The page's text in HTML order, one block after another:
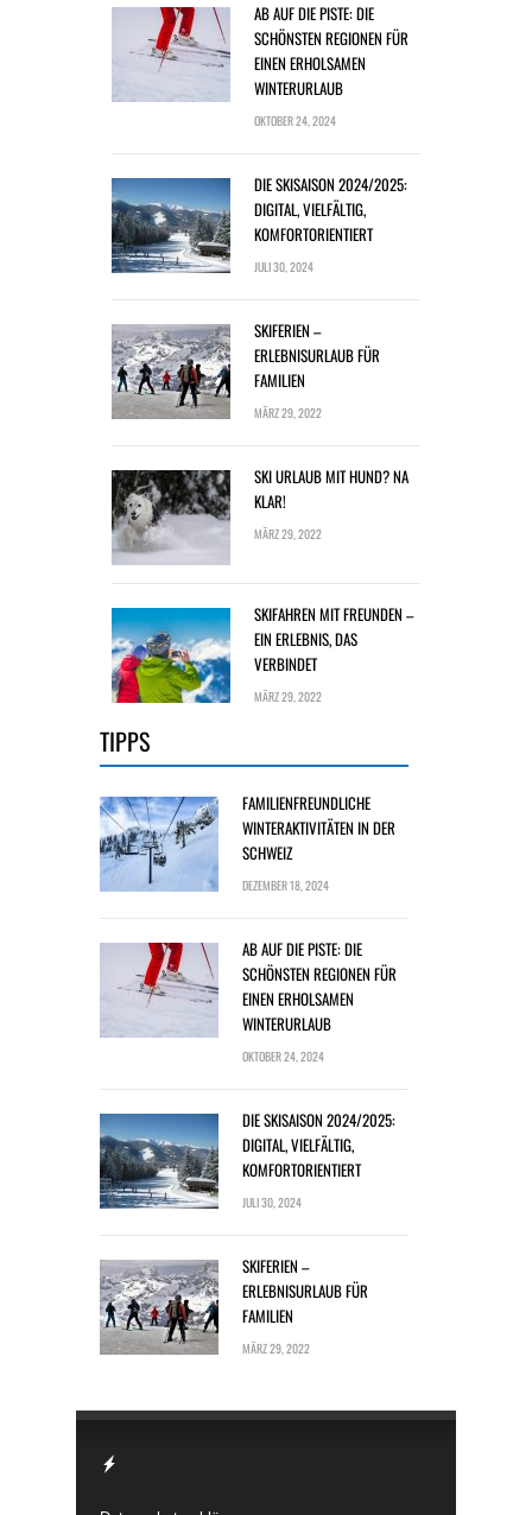
AB AUF DIE PISTE: DIE
SCHÖNSTEN REGIONEN FÜR
EINEN ERHOLSAMEN
WINTERURLAUB
OKTOBER 24, 2024
DIE SKISAISON 2024/2025:
DIGITAL, VIELFÄLTIG,
KOMFORTORIENTIERT
JULI 30, 2024
SKIFERIEN –
ERLEBNISURLAUB FÜR
FAMILIEN
MÄRZ 29, 2022
SKI URLAUB MIT HUND? NA
KLAR!
MÄRZ 29, 2022
SKIFAHREN MIT FREUNDEN –
EIN ERLEBNIS, DAS
VERBINDET
MÄRZ 29, 2022
TIPPS
FAMILIENFREUNDLICHE
WINTERAKTIVITÄTEN IN DER
SCHWEIZ
DEZEMBER 18, 2024
AB AUF DIE PISTE: DIE
SCHÖNSTEN REGIONEN FÜR
EINEN ERHOLSAMEN
WINTERURLAUB
OKTOBER 24, 2024
DIE SKISAISON 2024/2025:
DIGITAL, VIELFÄLTIG,
KOMFORTORIENTIERT
JULI 30, 2024
SKIFERIEN –
ERLEBNISURLAUB FÜR
FAMILIEN
MÄRZ 29, 2022